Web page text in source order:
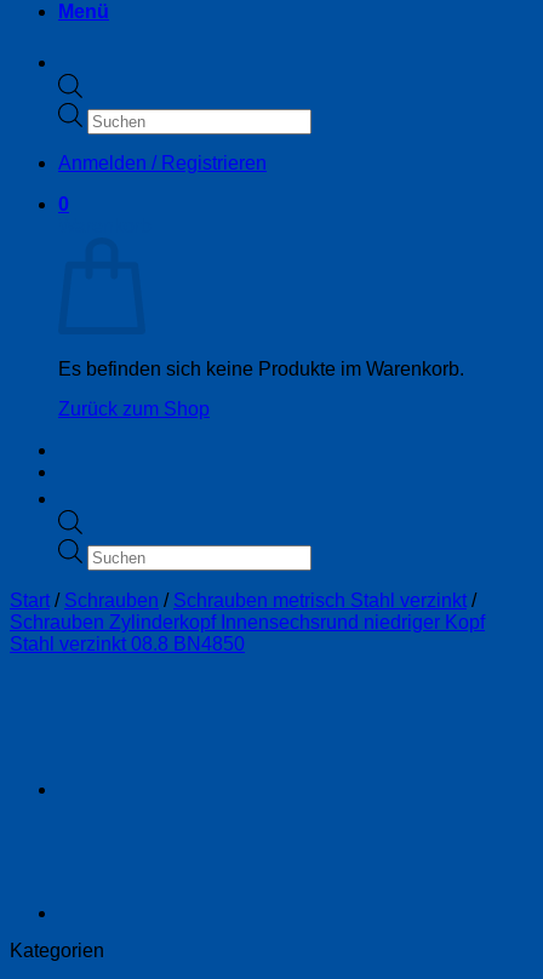
Products
search
Anmelden / Registrieren
0
Es befinden sich keine Produkte im Warenkorb.
Zurück zum Shop
Menü
Products
search
Start / Schrauben / Schrauben metrisch Stahl verzinkt /
Schrauben Zylinderkopf Innensechsrund niedriger Kopf
Stahl verzinkt 08.8 BN4850
Kategorien